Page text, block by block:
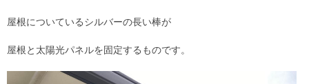
屋根についているシルバーの長い棒が
屋根と太陽光パネルを固定するものです。